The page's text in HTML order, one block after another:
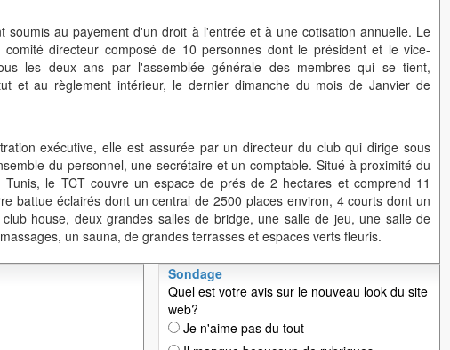
soumis au payement d'un droit à l'entrée et à une cotisation annuelle. Le
directeur composé de 10 personnes dont le président et le vice-
les deux ans par l'assemblée générale des membres qui se tient,
et au règlement intérieur, le dernier dimanche du mois de Janvier de
exécutive, elle est assurée par un directeur du club qui dirige sous
du personnel, une secrétaire et un comptable. Situé à proximité du
le TCT couvre un espace de prés de 2 hectares et comprend 11
battue éclairés dont un central de 2500 places environ, 4 courts dont un
house, deux grandes salles de bridge, une salle de jeu, une salle de
un sauna, de grandes terrasses et espaces verts fleuris.
Sondage
Quel est votre avis sur le nouveau look du site
web?
Je n'aime pas du tout